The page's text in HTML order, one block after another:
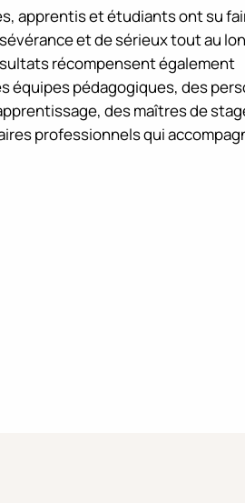
apprentis et étudiants ont su
et de sérieux tout au
récompensent également
équipes pédagogiques, des
des maîtres de
professionnels qui